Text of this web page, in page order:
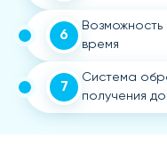
6
время
7
Система
получения